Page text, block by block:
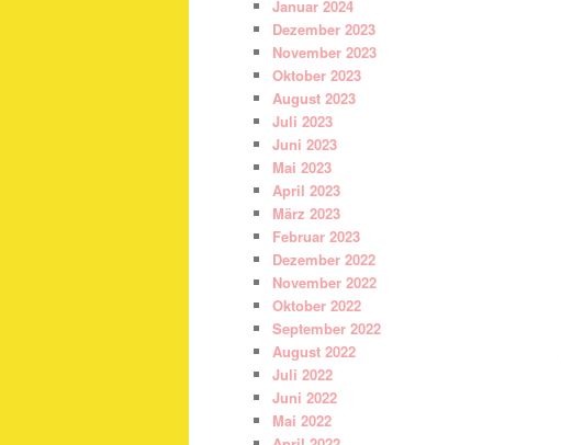
Januar 2024
Dezember 2023
November 2023
Oktober 2023
August 2023
Juli 2023
Juni 2023
Mai 2023
April 2023
März 2023
Februar 2023
Dezember 2022
November 2022
Oktober 2022
September 2022
August 2022
Juli 2022
Juni 2022
Mai 2022